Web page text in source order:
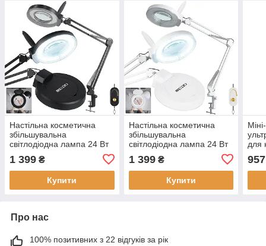
Настільна косметична
збільшувальна
світлодіодна лампа 24 Вт
нарощування вій Чорний
1 399 ₴
Купити
Настільна косметична
збільшувальна
світлодіодна лампа 24 Вт
нарощування вій Білий
1 399₴
Купити
для
957
Про нас
100% позитивних з 22 відгуків за рік